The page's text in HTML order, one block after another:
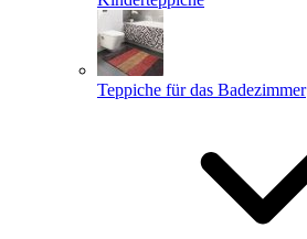
Teppiche für das Badezimmer